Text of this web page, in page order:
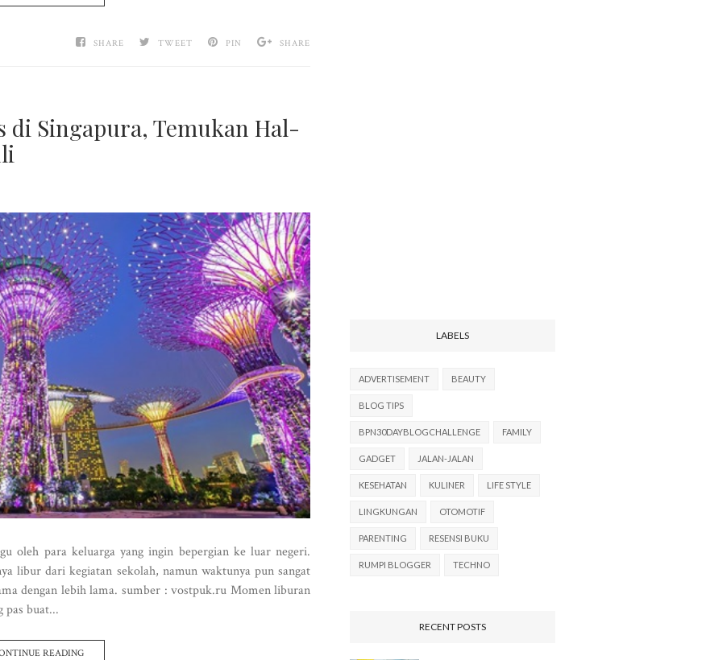
SHARE TWEET PIN SHARE
di Singapura, Temukan Hal-
oleh para keluarga yang ingin bepergian ke luar negeri.
libur dari kegiatan sekolah, namun waktunya pun sangat
dengan lebih lama. sumber : vostpuk.ru Momen liburan
pas buat...
READING
LABELS
ADVERTISEMENT BEAUTY
BLOG TIPS
BPN30DAYBLOGCHALLENGE FAMILY
GADGET JALAN-JALAN
KESEHATAN KULINER LIFE STYLE
LINGKUNGAN OTOMOTIF
PARENTING RESENSI BUKU
RUMPI BLOGGER TECHNO
RECENT POSTS